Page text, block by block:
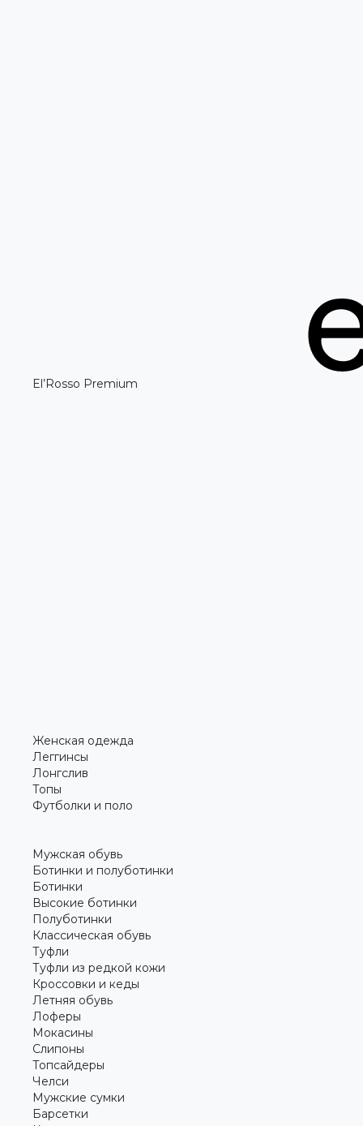
El’Rosso Premium
Женская одежда
Леггинсы
Лонгслив
Топы
Футболки и поло
Мужская обувь
Ботинки и полуботинки
Ботинки
Высокие ботинки
Полуботинки
Классическая обувь
Туфли
Туфли из редкой кожи
Кроссовки и кеды
Летняя обувь
Лоферы
Мокасины
Слипоны
Топсайдеры
Челси
Мужские сумки
Барсетки